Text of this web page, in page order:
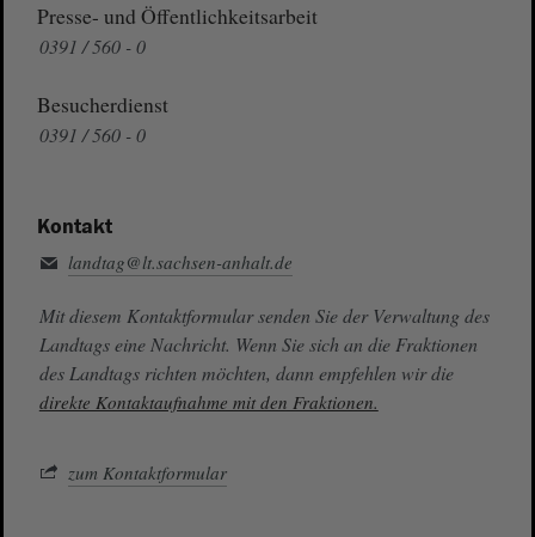
Presse- und Öffentlichkeitsarbeit
0391 / 560 - 0
Besucherdienst
0391 / 560 - 0
Kontakt
landtag@lt.sachsen-anhalt.de
Mit diesem Kontaktformular senden Sie der Verwaltung des
Landtags eine Nachricht. Wenn Sie sich an die Fraktionen
des Landtags richten möchten, dann empfehlen wir die
direkte Kontaktaufnahme mit den Fraktionen.
zum Kontaktformular